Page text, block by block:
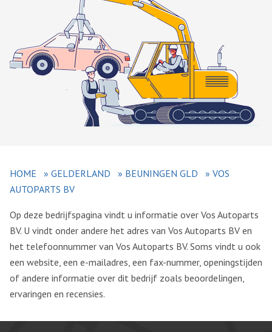
HOME » GELDERLAND » BEUNINGEN GLD » VOS
AUTOPARTS BV
Op deze bedrijfspagina vindt u informatie over Vos Autoparts
BV. U vindt onder andere het adres van Vos Autoparts BV en
het telefoonnummer van Vos Autoparts BV. Soms vindt u ook
een website, een e-mailadres, een fax-nummer, openingstijden
of andere informatie over dit bedrijf zoals beoordelingen,
ervaringen en recensies.